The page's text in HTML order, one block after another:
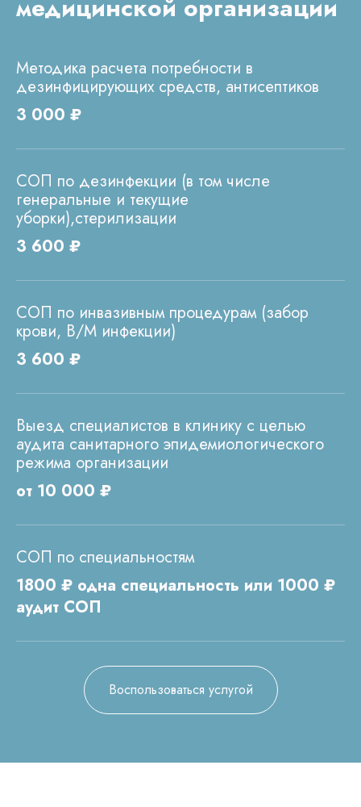
медицинской организации
Методика расчета потребности в
дезинфицирующих средств, антисептиков
3 000 ₽
СОП по дезинфекции (в том числе
генеральные и текущие
уборки),стерилизации
3 600 ₽
СОП по инвазивным процедурам (забор
крови, В/М инфекции)
3 600 ₽
Выезд специалистов в клинику с целью
аудита санитарного эпидемиологического
режима организации
от 10 000 ₽
СОП по специальностям
1800 ₽ одна специальность или 1000 ₽
аудит СОП
Воспользоваться услугой
© 2024 ЛС Дентал Групп
Оплата и доставка